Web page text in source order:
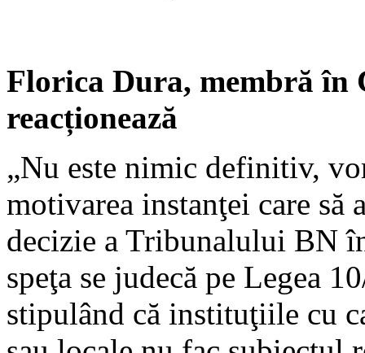
Florica Dura, membră în
reacționează
„Nu este nimic definitiv,
motivarea instanţei care să
decizie a Tribunalului BN
speţa se judecă pe Legea
stipulând că instituţiile cu